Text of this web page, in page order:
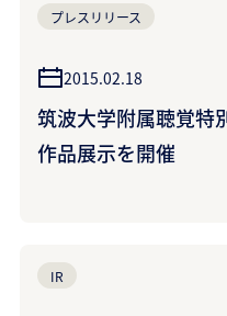
プレスリリース
2015.02.18
筑波大学附属聴覚特
作品展示を開催
IR